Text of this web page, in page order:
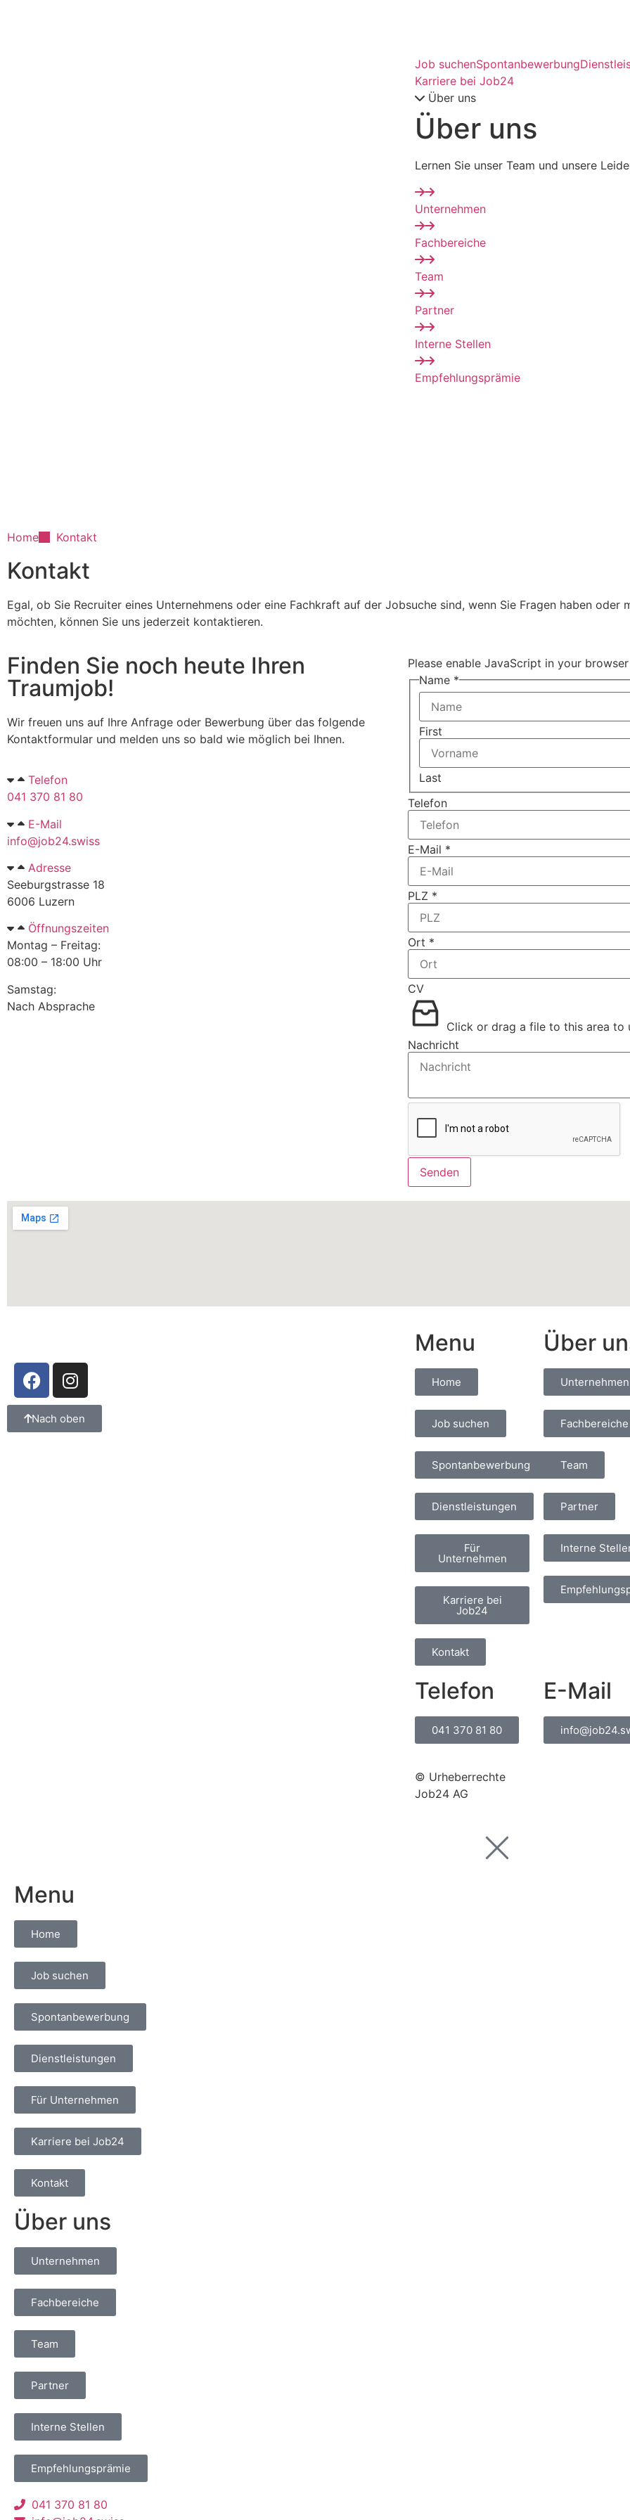
Job suchenSpontanbewerbung
Karriere bei Job24
Über uns
Über uns
Lernen Sie unser Team und unsere
Unternehmen
Fachbereiche
Team
Partner
Interne Stellen
Empfehlungsprämie
Home Kontakt
Kontakt
Egal, ob Sie Recruiter eines Unternehmens oder eine Fachkraft auf der Jobsuche sind, wenn Sie Fragen haben oder
möchten, können Sie uns jederzeit kontaktieren.
Finden Sie noch heute Ihren
Traumjob!
Wir freuen uns auf Ihre Anfrage oder Bewerbung über das folgende
Kontaktformular und melden uns so bald wie möglich bei Ihnen.
Telefon
041 370 81 80
E-Mail
info@job24.swiss
Adresse
Seeburgstrasse 18
6006 Luzern
Öffnungszeiten
Montag – Freitag:
08:00 – 18:00 Uhr
Samstag:
Nach Absprache
Please enable JavaScript in your
CV
Nachricht
Name
Name *
First
Last
Telefon
E-Mail *
PLZ *
Ort *
CV
Click or drag a file to this area to
Nachricht
Senden
Nach oben
Menu
Home
Job suchen
Spontanbewerbung
Dienstleistungen
Für
Unternehmen
Karriere bei
Job24
Kontakt
Über
Unternehmen
Fachbereiche
Team
Partner
Interne
Telefon
041 370 81 80
E-Mail
© Urheberrechte
Job24 AG
Menu
Home
Job suchen
Spontanbewerbung
Dienstleistungen
Für Unternehmen
Karriere bei Job24
Kontakt
Über uns
Unternehmen
Fachbereiche
Team
Partner
Interne Stellen
Empfehlungsprämie
041 370 81 80